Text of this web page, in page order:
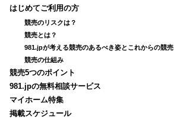
はじめてご利用の方
競売のリスクは？
競売とは？
981.jpが考える競売のあるべき姿とこれからの競売
競売の仕組み
競売5つのポイント
981.jpの無料相談サービス
マイホーム特集
掲載スケジュール